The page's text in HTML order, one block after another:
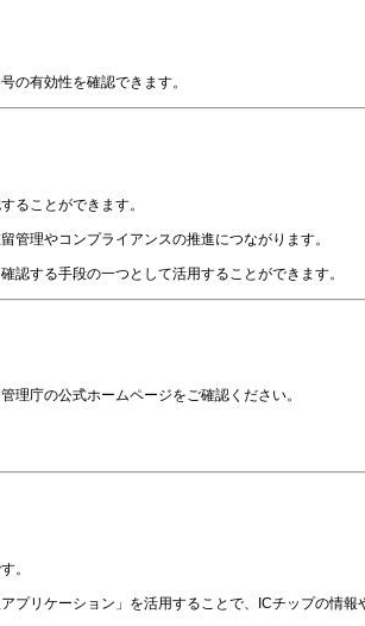
の有効性を確認できます。
ることができます。
管理やコンプライアンスの推進につながります。
認する手段の一つとして活用することができます。
理庁の公式ホームページをご確認ください。
。
リケーション」を活用することで、ICチップの情報